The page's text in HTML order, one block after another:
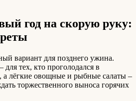
год на скорую руку:
вариант для позднего ужина.
тех, кто проголодался в
а лёгкие овощные и рыбные салаты –
торжественного выноса горячих